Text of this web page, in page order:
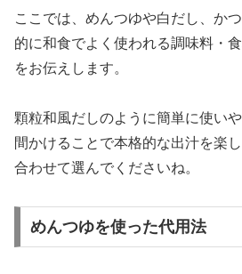
ここでは、めんつゆや白だし、か
的に和食でよく使われる調味料・
をお伝えします。
顆粒和風だしのように簡単に使い
間かけることで本格的な出汁を楽
合わせて選んでくださいね。
めんつゆを使った代用法